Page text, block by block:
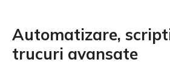
Automatizare,
trucuri avansate